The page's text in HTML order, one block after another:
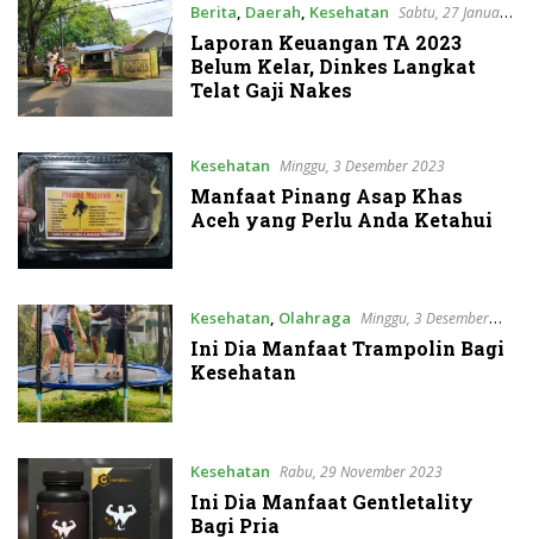
Berita, Daerah, Kesehatan Sabtu, 27 Januari
2024
Laporan Keuangan TA 2023
Belum Kelar, Dinkes Langkat
Telat Gaji Nakes
Kesehatan Minggu, 3 Desember 2023
Manfaat Pinang Asap Khas
Aceh yang Perlu Anda Ketahui
Kesehatan, Olahraga Minggu, 3 Desember
2023
Ini Dia Manfaat Trampolin Bagi
Kesehatan
Kesehatan Rabu, 29 November 2023
Ini Dia Manfaat Gentletality
Bagi Pria